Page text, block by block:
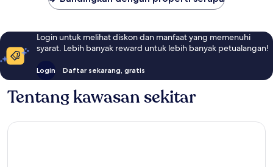
Login untuk melihat diskon dan manfaat yang memenuhi
syarat. Lebih banyak reward untuk lebih banyak petualangan!
Login Daftar sekarang, gratis
Tentang kawasan sekitar